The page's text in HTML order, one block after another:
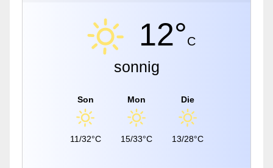
12°C
sonnig
Son
11/32°C
Mon
15/33°C
Die
13/28°C